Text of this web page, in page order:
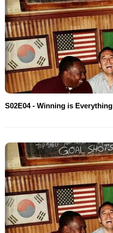
S02E04 - Winning is Everything